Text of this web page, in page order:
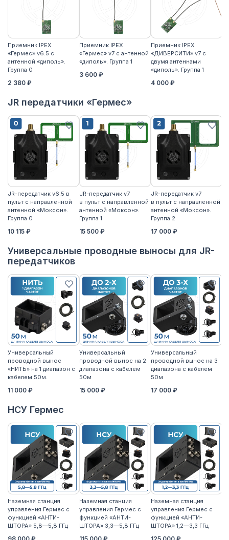
Приемник IPEX
«Гермес» v6.5 с
антенной «диполь».
Группа 0
2 380 ₽
Приемник IPEX
«Гермес» v7 с антенной
«диполь». Группа 1
3 600 ₽
Приемник IPEX
«ДИВЕРСИТИ» v7 с
двумя антеннами
«диполь». Группа 1
4 000 ₽
JR передатчики «Гермес»
JR-передатчик v6.5 в
пульт с направленной
антенной «Моксон».
Группа 0
10 115 ₽
JR-передатчик v7
в пульт с направленной
антенной «Моксон».
Группа 1
15 500 ₽
JR-передатчик v7
в пульт с направленной
антенной «Моксон».
Группа 2
17 000 ₽
Универсальные проводные выносы для JR-
передатчиков
Универсальный
проводной вынос
«НИТЬ» на 1 диапазон с
кабелем 50м.
11 000 ₽
Универсальный
проводной вынос на 2
диапазона с кабелем
50м
15 000 ₽
Универсальный
проводной вынос на 3
диапазона с кабелем
50м
17 000 ₽
НСУ Гермес
Наземная станция
управления Гермес с
функцией «АНТИ-
ШТОРА» 5,8—5,8 ГГц
Наземная станция
управления Гермес с
функцией «АНТИ-
ШТОРА» 3,3—5,8 ГГц
Наземная станция
управления Гермес с
функцией «АНТИ-
ШТОРА» 1,2—3,3 ГГц